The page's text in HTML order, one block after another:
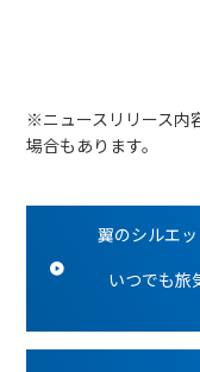
※ニュースリリース内
場合もあります。
翼のシルエ
いつでも旅